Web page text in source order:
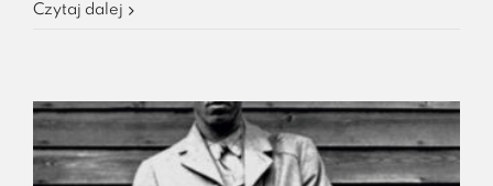
Czytaj dalej